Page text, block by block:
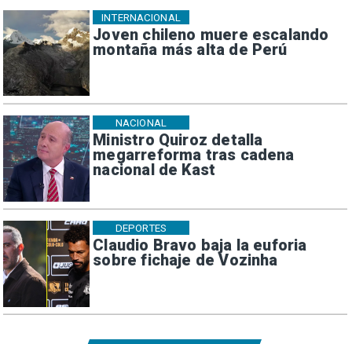
Joven chileno muere escalando
montaña más alta de Perú
INTERNACIONAL
Ministro Quiroz detalla
megarreforma tras cadena
nacional de Kast
NACIONAL
Claudio Bravo baja la euforia
sobre fichaje de Vozinha
DEPORTES